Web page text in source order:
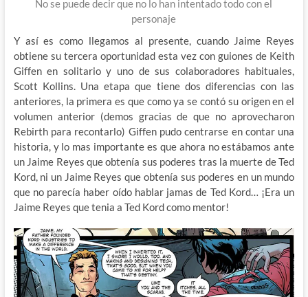
No se puede decir que no lo han intentado todo con el
personaje
Y así es como llegamos al presente, cuando Jaime Reyes
obtiene su tercera oportunidad esta vez con guiones de Keith
Giffen en solitario y uno de sus colaboradores habituales,
Scott Kollins. Una etapa que tiene dos diferencias con las
anteriores, la primera es que como ya se contó su origen en el
volumen anterior (demos gracias de que no aprovecharon
Rebirth para recontarlo) Giffen pudo centrarse en contar una
historia, y lo mas importante es que ahora no estábamos ante
un Jaime Reyes que obtenía sus poderes tras la muerte de Ted
Kord, ni un Jaime Reyes que obtenía sus poderes en un mundo
que no parecía haber oído hablar jamas de Ted Kord… ¡Era un
Jaime Reyes que tenia a Ted Kord como mentor!